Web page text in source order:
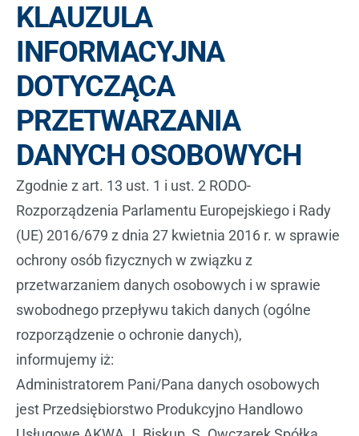
KLAUZULA
INFORMACYJNA
DOTYCZĄCA
PRZETWARZANIA
DANYCH OSOBOWYCH
Zgodnie z art. 13 ust. 1 i ust. 2 RODO-
Rozporządzenia Parlamentu Europejskiego i Rady
(UE) 2016/679 z dnia 27 kwietnia 2016 r. w sprawie
ochrony osób fizycznych w związku z
przetwarzaniem danych osobowych i w sprawie
swobodnego przepływu takich danych (ogólne
rozporządzenie o ochronie danych),
informujemy iż:
Administratorem Pani/Pana danych osobowych
jest Przedsiębiorstwo Produkcyjno Handlowo